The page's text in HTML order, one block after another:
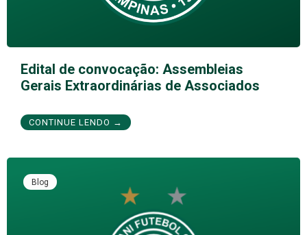
Edital de convocação: Assembleias
Gerais Extraordinárias de Associados
CONTINUE LENDO →
Blog